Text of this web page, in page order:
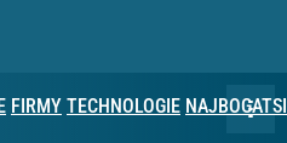
FIRMY TECHNOLOGIE NAJBOGATSI